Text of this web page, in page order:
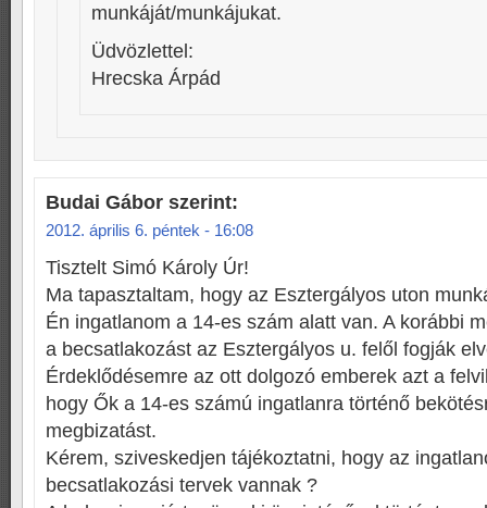
munkáját/munkájukat.
Üdvözlettel:
Hrecska Árpád
Budai Gábor szerint:
2012. április 6. péntek - 16:08
Tisztelt Simó Károly Úr!
Ma tapasztaltam, hogy az Esztergályos uton
Én ingatlanom a 14-es szám alatt van. A korábbi
a becsatlakozást az Esztergályos u. felől fogják
Érdeklődésemre az ott dolgozó emberek azt a
hogy Ők a 14-es számú ingatlanra történő
megbizatást.
Kérem, sziveskedjen tájékoztatni, hogy az
becsatlakozási tervek vannak ?